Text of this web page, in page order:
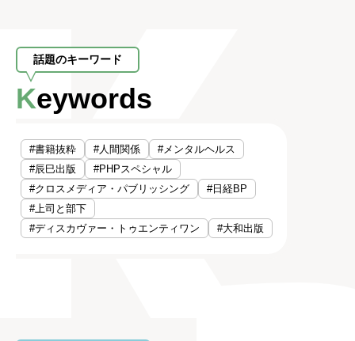
話題のキーワード
Keywords
#書籍抜粋 #人間関係
#メンタルヘルス
#辰巳出版
#PHPスペシャル
#クロスメディア・パブリッシング
#日経BP
#上司と部下
#ディスカヴァー・トゥエンティワン
#大和出版